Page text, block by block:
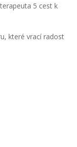
5 cest k
které vrací radost